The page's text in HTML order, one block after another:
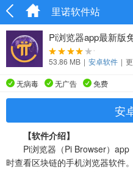
里诺软件站
Pi浏览器app最新版
53.86 MB | 安卓软件 |
无病毒 无广告 免费
安
【软件介绍】
Pi浏览器（Pi Browser）app
时查看区块链的手机浏览器软件